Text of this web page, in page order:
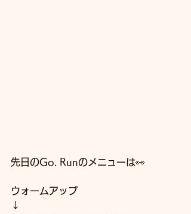
先日のGo. Runのメニューは👀
ウォームアップ
↓